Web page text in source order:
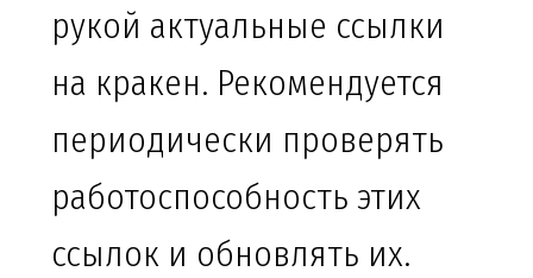
рукой актуальные ссылки
на кракен. Рекомендуется
периодически проверять
работоспособность этих
ссылок и обновлять их.